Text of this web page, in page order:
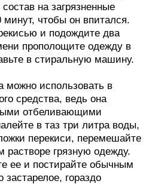
на загрязненные
минут, чтобы он впитался.
и подождите два
прополощите одежду в
в стиральную машину.
можно использовать в
средства, ведь она
отбеливающими
в таз три литра воды,
перекиси, перемешайте
растворе грязную одежду.
ее и постирайте обычным
гораздо